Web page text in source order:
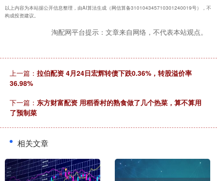
以上内容为本站据公开信息整理，由AI算法生成（网信算备310104345710301240019号），不
构成投资建议。
淘配网平台提示：文章来自网络，不代表本站观点。
上一篇： 拉伯配资 4月24日宏辉转债下跌0.36%，转股溢价率
36.98%
下一篇： 东方财富配资 用稻香村的熟食做了几个热菜，算不算用
了预制菜
相关文章